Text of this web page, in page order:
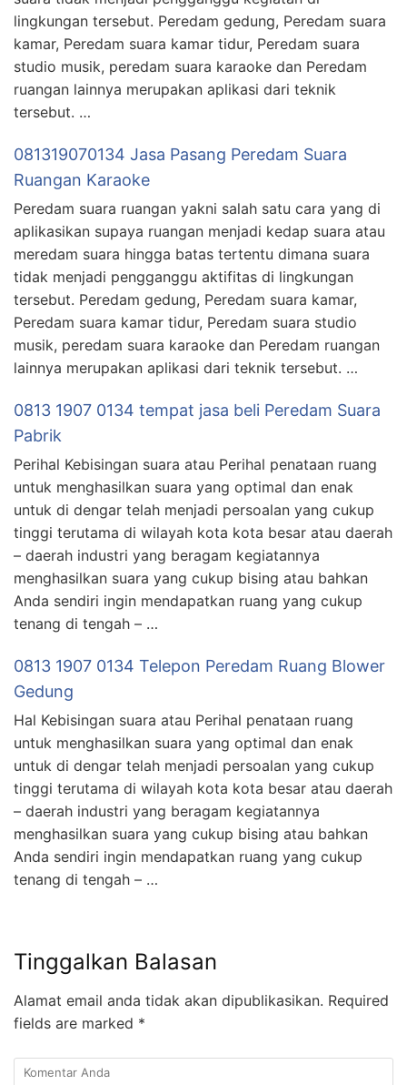
lingkungan tersebut. Peredam gedung, Peredam suara
kamar, Peredam suara kamar tidur, Peredam suara
studio musik, peredam suara karaoke dan Peredam
ruangan lainnya merupakan aplikasi dari teknik
tersebut. …
081319070134 Jasa Pasang Peredam Suara
Ruangan Karaoke
Peredam suara ruangan yakni salah satu cara yang di
aplikasikan supaya ruangan menjadi kedap suara atau
meredam suara hingga batas tertentu dimana suara
tidak menjadi pengganggu aktifitas di lingkungan
tersebut. Peredam gedung, Peredam suara kamar,
Peredam suara kamar tidur, Peredam suara studio
musik, peredam suara karaoke dan Peredam ruangan
lainnya merupakan aplikasi dari teknik tersebut. …
0813 1907 0134 tempat jasa beli Peredam Suara
Pabrik
Perihal Kebisingan suara atau Perihal penataan ruang
untuk menghasilkan suara yang optimal dan enak
untuk di dengar telah menjadi persoalan yang cukup
tinggi terutama di wilayah kota kota besar atau daerah
– daerah industri yang beragam kegiatannya
menghasilkan suara yang cukup bising atau bahkan
Anda sendiri ingin mendapatkan ruang yang cukup
tenang di tengah – …
0813 1907 0134 Telepon Peredam Ruang Blower
Gedung
Hal Kebisingan suara atau Perihal penataan ruang
untuk menghasilkan suara yang optimal dan enak
untuk di dengar telah menjadi persoalan yang cukup
tinggi terutama di wilayah kota kota besar atau daerah
– daerah industri yang beragam kegiatannya
menghasilkan suara yang cukup bising atau bahkan
Anda sendiri ingin mendapatkan ruang yang cukup
tenang di tengah – …
Tinggalkan Balasan
Alamat email anda tidak akan dipublikasikan. Required
fields are marked *